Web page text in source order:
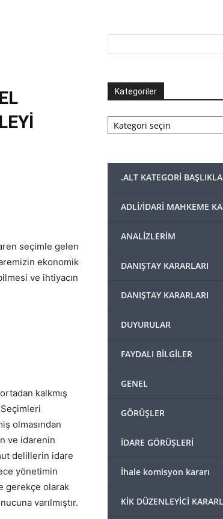
seçimle gelen
ekonomik
ve ihtiyacın
kalkmış
olmasından
ve idarenin
delillerin idare
yönetimin
gerekçe olarak
varılmıştır.
Kategoriler
Kategoriler
.ALT KATEGORİ
ADLİ/İDARİ MAHKEME
ANALİZLERİM
DANIŞTAY KARARLARI
DANIŞTAY KARARLARI
DUYURULAR
FAYDALI BİLGİLER
GENEL
GÖRÜŞLER
İDARE GÖRÜŞLERİ
İhale komisyon kararı
KİK DÜZENLEYİCİ